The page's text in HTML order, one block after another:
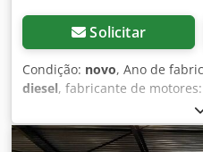
Solicitar
Condição: novo, Ano de
diesel, fabricante de motores:
Construção civil Peso vazio:
Anwok Potência do gerador:
compartimento de carga: 667